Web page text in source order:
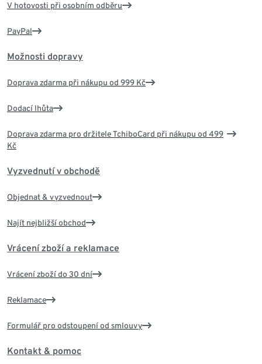
V hotovosti při osobním odběru
PayPal
Možnosti dopravy
Doprava zdarma při nákupu od 999 Kč
Dodací lhůta
Doprava zdarma pro držitele TchiboCard při nákupu od 499
Kč
Vyzvednutí v obchodě
Objednat & vyzvednout
Najít nejbližší obchod
Vrácení zboží a reklamace
Vrácení zboží do 30 dní
Reklamace
Formulář pro odstoupení od smlouvy
Kontakt & pomoc